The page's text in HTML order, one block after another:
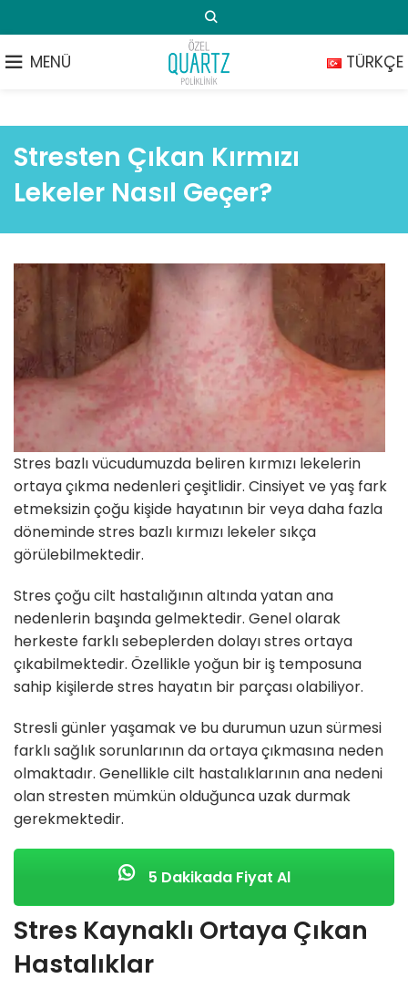
MENÜ TÜRKÇE
Stresten Çıkan Kırmızı
Lekeler Nasıl Geçer?
Stres bazlı vücudumuzda beliren kırmızı lekelerin
ortaya çıkma nedenleri çeşitlidir. Cinsiyet ve yaş fark
etmeksizin çoğu kişide hayatının bir veya daha fazla
döneminde stres bazlı kırmızı lekeler sıkça
görülebilmektedir.
Stres çoğu cilt hastalığının altında yatan ana
nedenlerin başında gelmektedir. Genel olarak
herkeste farklı sebeplerden dolayı stres ortaya
çıkabilmektedir. Özellikle yoğun bir iş temposuna
sahip kişilerde stres hayatın bir parçası olabiliyor.
Stresli günler yaşamak ve bu durumun uzun sürmesi
farklı sağlık sorunlarının da ortaya çıkmasına neden
olmaktadır. Genellikle cilt hastalıklarının ana nedeni
olan stresten mümkün olduğunca uzak durmak
gerekmektedir.
5 Dakikada Fiyat Al
Stres Kaynaklı Ortaya Çıkan
Hastalıklar